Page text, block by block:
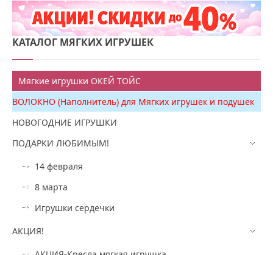
КАТАЛОГ МЯГКИХ ИГРУШЕК
Мягкие игрушки ОКЕЙ ТОЙС
ВОЛОКНО (Наполнитель) для Мягких игрушек и подушек
НОВОГОДНИЕ ИГРУШКИ
ПОДАРКИ ЛЮБИМЫМ!
14 февраля
8 марта
Игрушки сердечки
АКЦИЯ!